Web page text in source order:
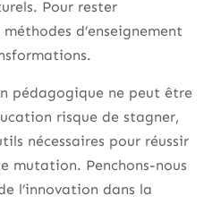
Pour rester
d’enseignement
pédagogique ne peut être
risque de stagner,
nécessaires pour réussir
mutation. Penchons-nous
l’innovation dans la